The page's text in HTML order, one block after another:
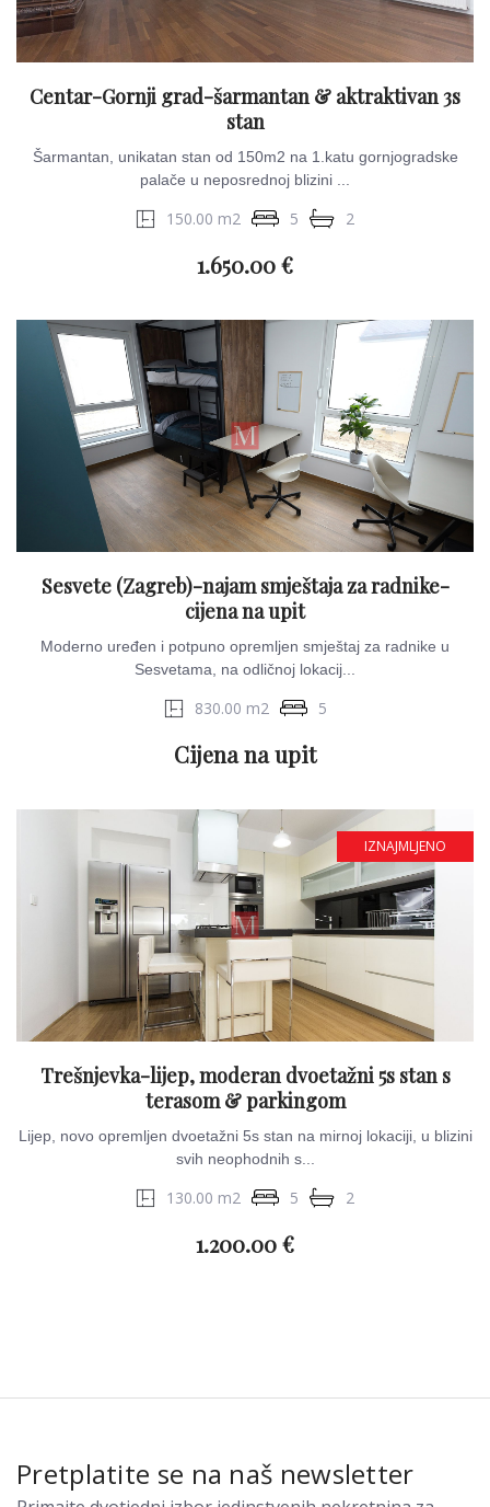
Centar-Gornji grad-šarmantan & aktraktivan 3s
stan
Šarmantan, unikatan stan od 150m2 na 1.katu gornjogradske
palače u neposrednoj blizini ...
150.00 m2 5 2
1.650.00 €
Sesvete (Zagreb)-najam smještaja za radnike-
cijena na upit
Moderno uređen i potpuno opremljen smještaj za radnike u
Sesvetama, na odličnoj lokacij...
830.00 m2 5
Cijena na upit
IZNAJMLJENO
Trešnjevka-lijep, moderan dvoetažni 5s stan s
terasom & parkingom
Lijep, novo opremljen dvoetažni 5s stan na mirnoj lokaciji, u blizini
svih neophodnih s...
130.00 m2 5 2
1.200.00 €
Pretplatite se na naš newsletter